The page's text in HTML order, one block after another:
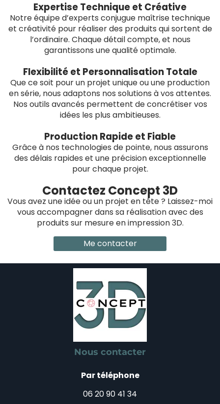
Expertise Technique et Créative
Notre équipe d’experts conjugue maîtrise technique
et créativité pour réaliser des produits qui sortent de
l’ordinaire. Chaque détail compte, et nous
garantissons une qualité optimale.
Flexibilité et Personnalisation Totale
Que ce soit pour un projet unique ou une production
en série, nous adaptons nos solutions à vos attentes.
Nos outils avancés permettent de concrétiser vos
idées les plus ambitieuses.
Production Rapide et Fiable
Grâce à nos technologies de pointe, nous assurons
des délais rapides et une précision exceptionnelle
pour chaque projet.
Contactez Concept 3D
Vous avez une idée ou un projet en tête ? Laissez-moi
vous accompagner dans sa réalisation avec des
produits sur mesure en impression 3D.
Me contacter
Nous contacter
Par téléphone
06 20 90 41 34